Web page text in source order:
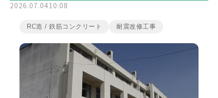
2026.07.0410:08
RC造 / 鉄筋コンクリート 耐震改修工事